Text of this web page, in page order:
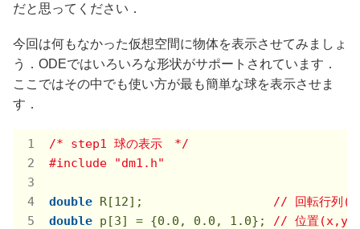
だと思ってください．
今回は何もなかった仮想空間に物体を表示させてみましょ
う．ODEではいろいろな形状がサポートされています．
ここではその中でも使い方が最も簡単な球を表示させま
す．
/* step1 球の表示　*/
#include "dm1.h"
double R[12]; // 回転行列(姿
double p[3] = {0.0 , 0.0 , 1.0}; // 位置